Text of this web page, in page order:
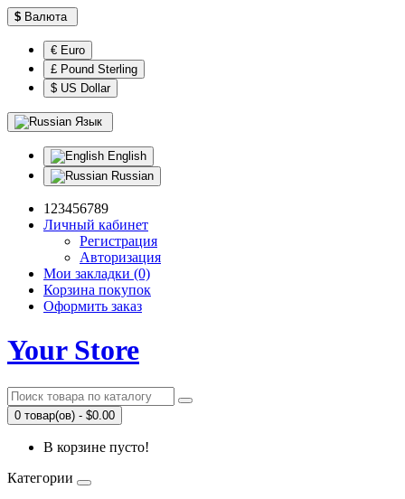
$ Валюта
€ Euro
£ Pound Sterling
$ US Dollar
Язык
English
Russian
123456789
Личный кабинет
Регистрация
Авторизация
Мои закладки (0)
Корзина покупок
Оформить заказ
Your Store
0 товар(ов) - $0.00
В корзине пусто!
Категории